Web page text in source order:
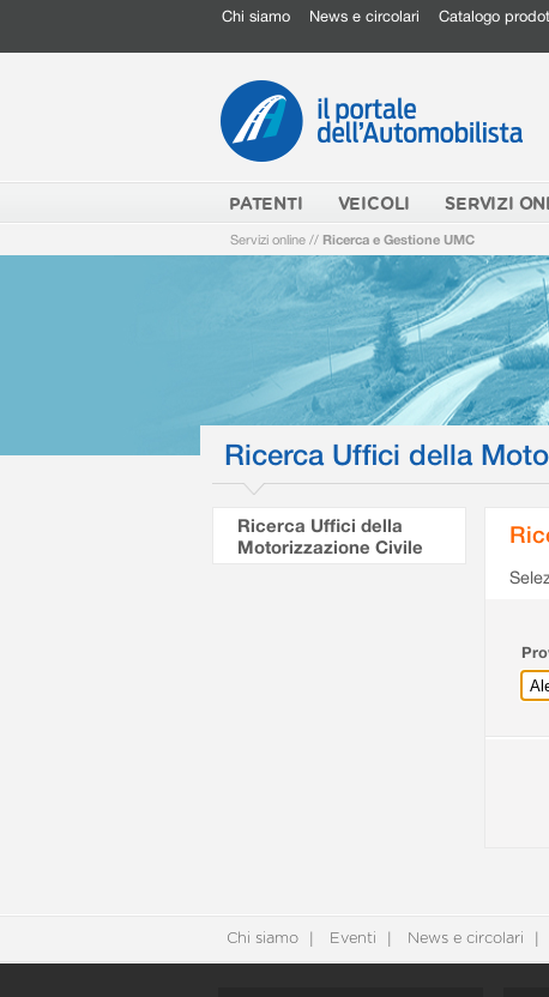
Chi siamo News e circolari Catalogo
PATENTI VEICOLI SERVIZI
Servizi online // Ricerca e Gestione UMC
Ricerca Uffici della
Ricerca Uffici della
Motorizzazione Civile
Chi siamo Eventi News e circolari